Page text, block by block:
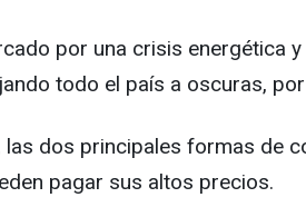
por una crisis energética
todo el país a oscuras,
dos principales formas de
pagar sus altos precios.